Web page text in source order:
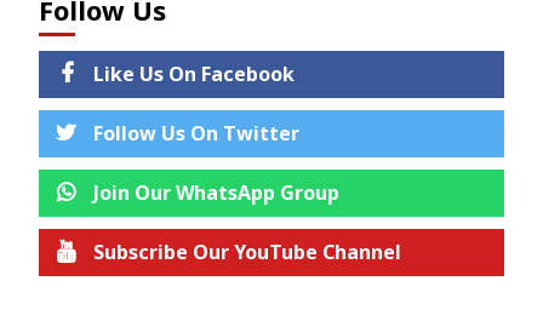
Follow Us
Like Us On Facebook
Follow Us On Twitter
Join Our WhatsApp Group
Subscribe Our YouTube Channel